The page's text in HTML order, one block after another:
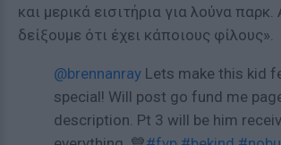
και μερικά εισιτήρια για λούνα παρκ.
δείξουμε ότι έχει κάποιους φίλους».
@brennanray Lets make this kid
special! Will post go fund me
description. Pt 3 will be him